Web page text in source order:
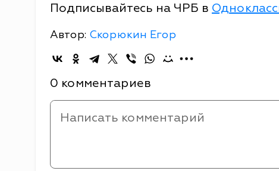
Подписывайтесь на ЧРБ в
Автор: Скорюкин Егор
0 комментариев